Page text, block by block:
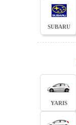
SUBARU
YARIS